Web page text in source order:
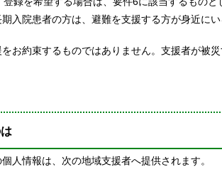
入院患者の方は、避難を支援する方が身近に
お約束するものではありません。支援者が被
人情報は、次の地域支援者へ提供されます。